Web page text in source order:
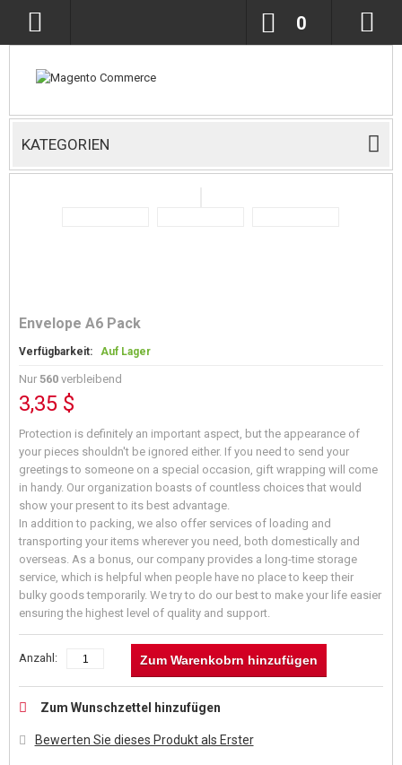
0
KATEGORIEN
Envelope A6 Pack
Verfügbarkeit: Auf Lager
Nur 560verbleibend
3,35 $
Protection is definitely an important aspect, but the appearance of
your pieces shouldn't be ignored either. If you need to send your
greetings to someone on a special occasion, gift wrapping will come
in handy. Our organization boasts of countless choices that would
show your present to its best advantage.
In addition to packing, we also offer services of loading and
transporting your items wherever you need, both domestically and
overseas. As a bonus, our company provides a long-time storage
service, which is helpful when people have no place to keep their
bulky goods temporarily. We try to do our best to make your life easier
ensuring the highest level of quality and support.
Anzahl: Zum Warenkobrn hinzufügen
Zum Wunschzettel hinzufügen
Bewerten Sie dieses Produkt als Erster